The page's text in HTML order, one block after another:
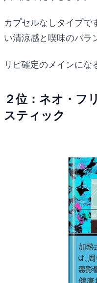
カプセルなしタイプで
い清涼感と喫味のバラ
リピ確定のメインにな
２位：ネオ・フ
スティック